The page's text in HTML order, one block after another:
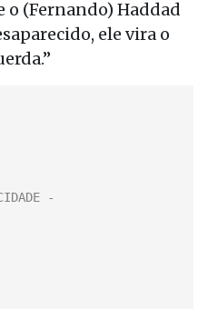
o (Fernando) Haddad
ele vira o